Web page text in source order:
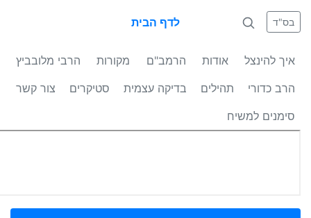
לדף הבית בס"ד
איך להינצל אודות הרמב"ם מקורות
הרבי מלובביץ
הרב כדורי
תהילים בדיקה עצמית סטיקרים
צור קשר
סימנים למשיח